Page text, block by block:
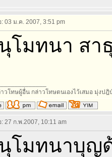
: 03 ม.ค. 2007, 3:51 pm
โมทนา สา
วโทษผู้อื่น กล่าวโทษตนเองไว้เสมอ มุ่งป
27 ก.พ.2007, 10:11 am
โมทนาบุญ